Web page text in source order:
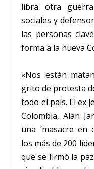
libra otra
sociales y
las personas
forma a la nueva
«Nos están
grito de protesta
todo el país. El ex
Colombia, Alan
una ‘masacre en
los más de 200
que se firmó la